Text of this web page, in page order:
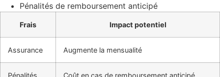
Pénalités de remboursement anticipé
Frais Impact potentiel
Assurance Augmente la mensualité